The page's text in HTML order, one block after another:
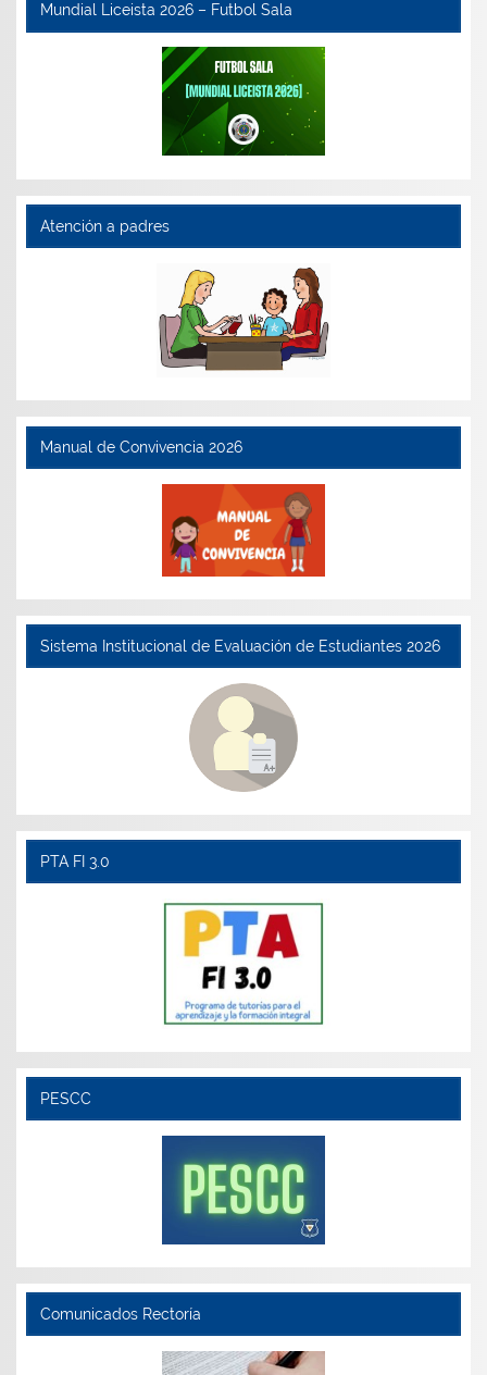
Mundial Liceista 2026 – Futbol Sala
Atención a padres
Manual de Convivencia 2026
Sistema Institucional de Evaluación de Estudiantes 2026
PTA FI 3.0
PESCC
Comunicados Rectoría